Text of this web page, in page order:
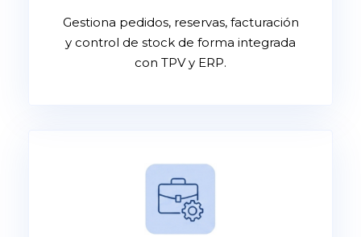
Gestiona pedidos, reservas, facturación
y control de stock de forma integrada
con TPV y ERP.